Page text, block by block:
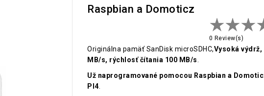
Raspbian a Domoticz
0 Review(s)
Originálna pamäť SanDisk microSDHC,Vysoká výdrž,
MB/s, rýchlosť čítania 100 MB/s
Už naprogramované pomocou Raspbian a
PI4.